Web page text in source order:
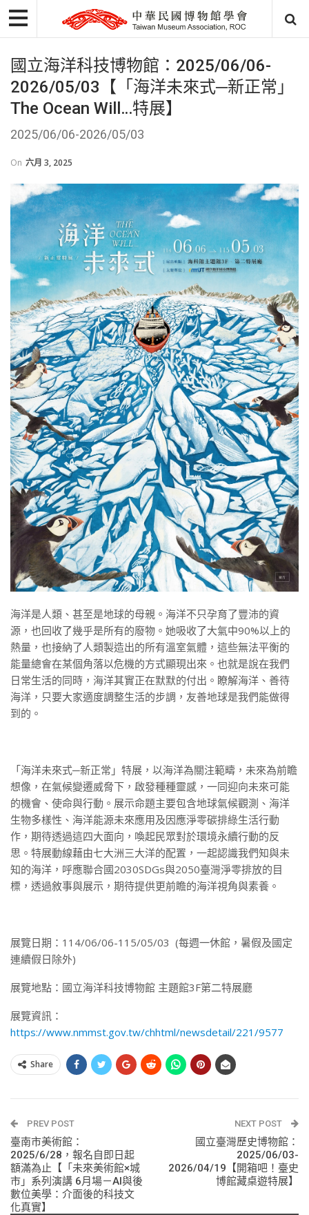
國立海洋科技博物館：2025/06/06-
2026/05/03【「海洋未來式─新正常」
The Ocean Will…特展】
2025/06/06-2026/05/03
On 六月 3, 2025
海洋是人類、甚至是地球的母親。海洋不只孕育了豐沛的資
源，也回收了幾乎是所有的廢物。她吸收了大氣中90%以上的
熱量，也接納了人類製造出的所有溫室氣體，這些無法平衡的
能量總會在某個角落以危機的方式顯現出來。也就是說在我們
日常生活的同時，海洋其實正在默默的付出。瞭解海洋、善待
海洋，只要大家適度調整生活的步調，友善地球是我們能做得
到的。
「海洋未來式─新正常」特展，以海洋為關注範疇，未來為前瞻
想像，在氣候變遷威脅下，啟發種種靈感，一同迎向未來可能
的機會、使命與行動。展示命題主要包含地球氣候觀測、海洋
生物多樣性、海洋能源未來應用及因應淨零碳排綠生活行動
作，期待透過這四大面向，喚起民眾對於環境永續行動的反
思。特展動線藉由七大洲三大洋的配置，一起認識我們知與未
知的海洋，呼應聯合國2030SDGs與2050臺灣淨零排放的目
標，透過敘事與展示，期待提供更前瞻的海洋視角與素養。
展覽日期：114/06/06-115/05/03 (每週一休館，暑假及國定
連續假日除外)
展覽地點：國立海洋科技博物館 主題館3F第二特展廳
展覽資訊：
https://www.nmmst.gov.tw/chhtml/newsdetail/221/9577
Share
PREV POST
臺南市美術館：
2025/6/28，報名自即日起
額滿為止【「未來美術館×城
市」系列演講 6月場－AI與後
數位美學：介面後的科技文
化真實】
NEXT POST
國立臺灣歷史博物館：
2025/06/03-
2026/04/19【開箱吧！臺史
博館藏桌遊特展】